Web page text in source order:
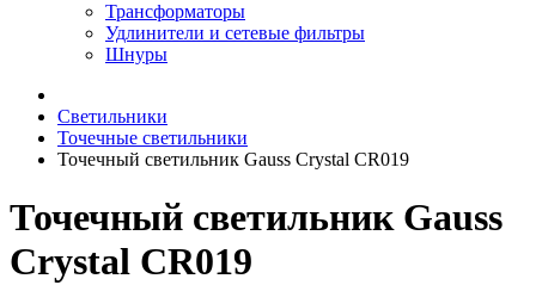
Трансформаторы
Удлинители и сетевые фильтры
Шнуры
Светильники
Точечные светильники
Точечный светильник Gauss Crystal CR019
Точечный светильник Gauss
Crystal CR019